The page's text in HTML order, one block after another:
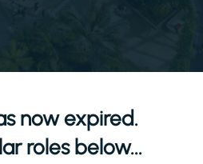
now expired.
roles below...